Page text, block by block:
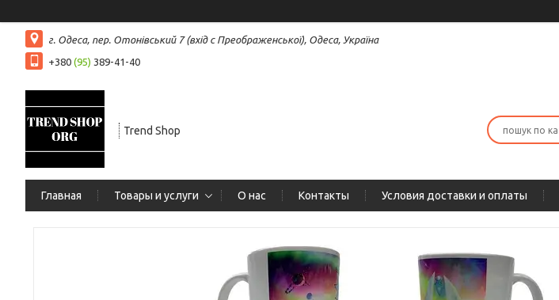
г. Одеса, пер. Отонівський 7 (вхід с Преображенської), Одеса, Україна
+380 (95) 389-41-40
Trend Shop
Главная Товары и услуги О нас Контакты Условия доставки и оплаты